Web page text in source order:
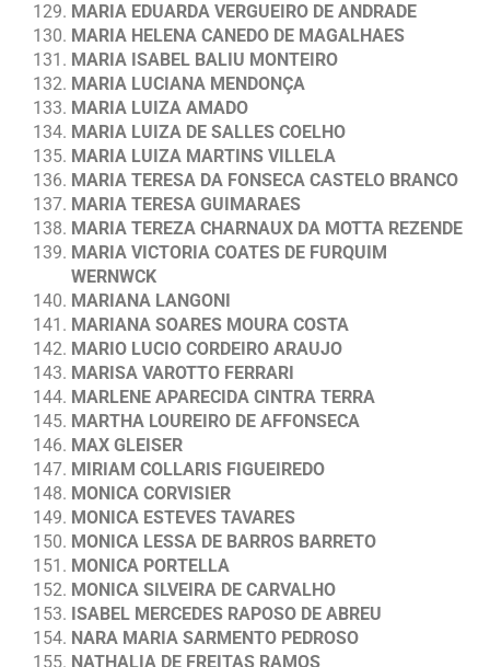
MARIA EDUARDA VERGUEIRO DE ANDRADE
MARIA HELENA CANEDO DE MAGALHAES
MARIA ISABEL BALIU MONTEIRO
MARIA LUCIANA MENDONÇA
MARIA LUIZA AMADO
MARIA LUIZA DE SALLES COELHO
MARIA LUIZA MARTINS VILLELA
MARIA TERESA DA FONSECA CASTELO BRANCO
MARIA TERESA GUIMARAES
MARIA TEREZA CHARNAUX DA MOTTA REZENDE
MARIA VICTORIA COATES DE FURQUIM
WERNWCK
MARIANA LANGONI
MARIANA SOARES MOURA COSTA
MARIO LUCIO CORDEIRO ARAUJO
MARISA VAROTTO FERRARI
MARLENE APARECIDA CINTRA TERRA
MARTHA LOUREIRO DE AFFONSECA
MAX GLEISER
MIRIAM COLLARIS FIGUEIREDO
MONICA CORVISIER
MONICA ESTEVES TAVARES
MONICA LESSA DE BARROS BARRETO
MONICA PORTELLA
MONICA SILVEIRA DE CARVALHO
ISABEL MERCEDES RAPOSO DE ABREU
NARA MARIA SARMENTO PEDROSO
NATHALIA DE FREITAS RAMOS